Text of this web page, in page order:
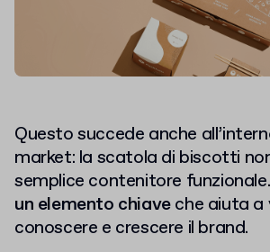
Questo succede anche
market: la scatola di biscotti
semplice contenitore
un elemento chiaveche aiuta a
conoscere e crescere il brand.